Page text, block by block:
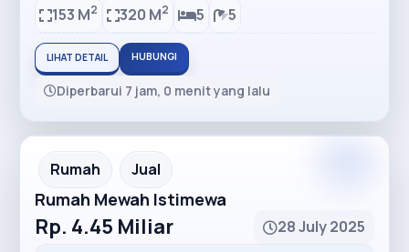
153 M2 320 M2 5 5
LIHAT DETAIL HUBUNGI
Diperbarui 7 jam, 0 menit yang lalu
Rumah Jual
Rumah Mewah Istimewa
Rp. 4.45 Miliar
28 July 2025